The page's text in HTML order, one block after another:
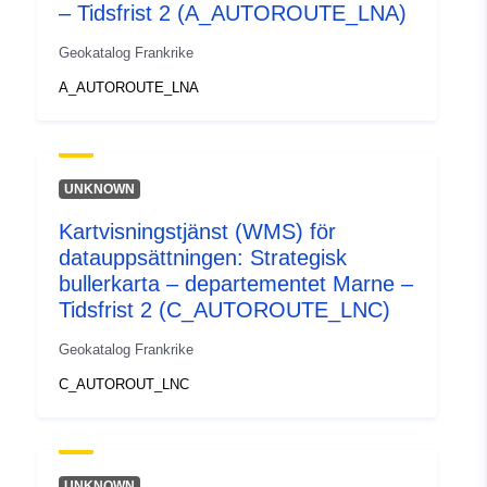
– Tidsfrist 2 (A_AUTOROUTE_LNA)
Geokatalog Frankrike
A_AUTOROUTE_LNA
UNKNOWN
Kartvisningstjänst (WMS) för
datauppsättningen: Strategisk
bullerkarta – departementet Marne –
Tidsfrist 2 (C_AUTOROUTE_LNC)
Geokatalog Frankrike
C_AUTOROUT_LNC